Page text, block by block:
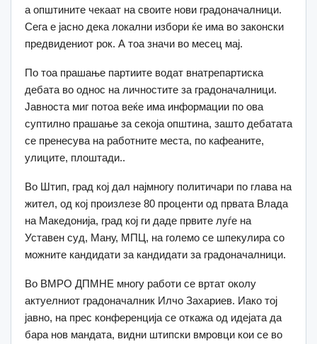
а општините чекаат на своите нови градоначалници.
Сега е јасно дека локални избори ќе има во законски
предвидениот рок. А тоа значи во месец мај.
По тоа прашање партиите водат внатрепартиска
дебата во однос на личностите за градоначалници.
Јавноста миг потоа веќе има информации по ова
суптилно прашање за секоја општина, зашто дебатата
се пренeсува на работните места, по кафеаните,
улиците, плоштади..
Во Штип, град кој дал најмногу политичари по глава на
жител, од кој произлезе 80 проценти од првата Влада
на Македонија, град кој ги даде првите луѓе на
Уставен суд, Ману, МПЦ, на големо се шпекулира со
можните кандидати за кандидати за градоначалници.
Во ВМРО ДПМНЕ многу работи се вртат околу
актуелниот градоначалник Илчо Захариев. Иако тој
јавно, на прес конференција се откажа од идејата да
бара нов мандата, видни штипски вмровци кои се во